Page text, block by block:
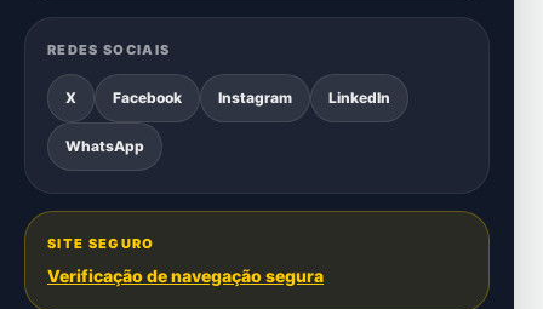
REDES SOCIAIS
X Facebook Instagram LinkedIn
WhatsApp
SITE SEGURO
Verificação de navegação segura